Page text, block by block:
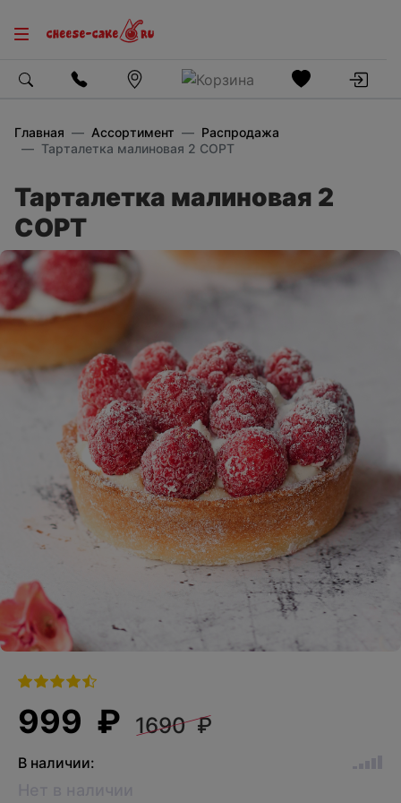
Главная Ассортимент
Распродажа
Тарталетка малиновая 2 СОРТ
Тарталетка малиновая 2
СОРТ
999 ₽ 1690 ₽
В наличии: